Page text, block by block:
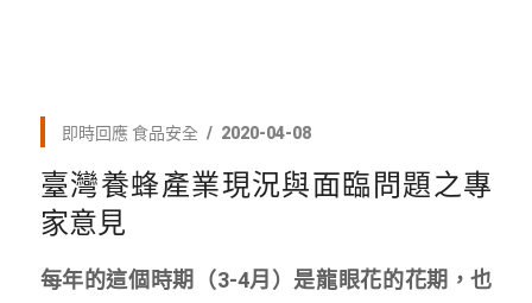
即時回應 食品安全 2020-04-08
臺灣養蜂產業現況與面臨問題之專
家意見
每年的這個時期（3-4月）是龍眼花的花期，也